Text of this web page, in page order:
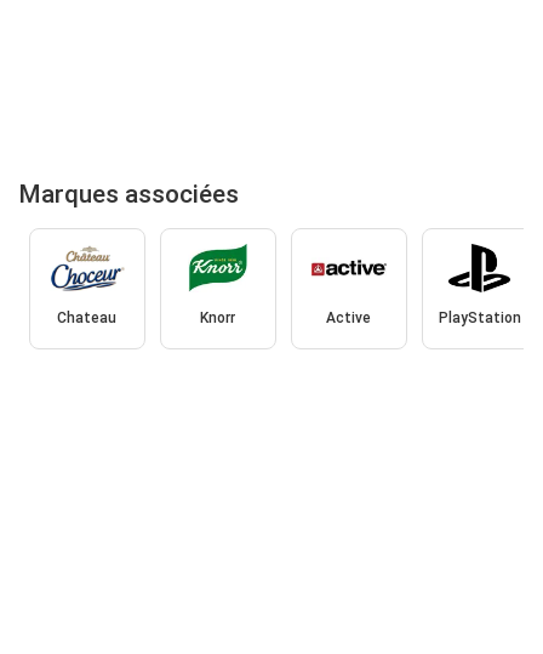
Marques associées
Chateau Knorr Active PlayStation